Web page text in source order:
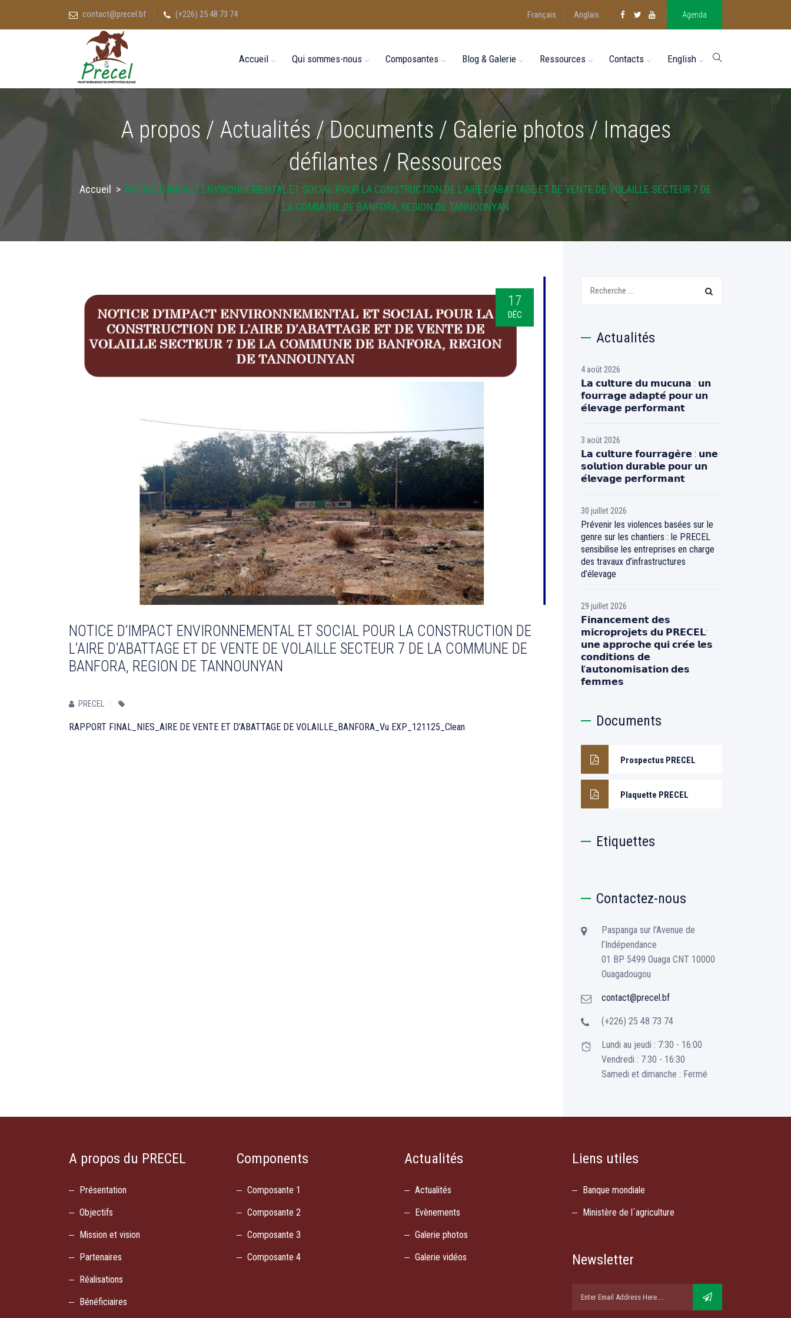
contact@precel.bf (+226) 25 48 73 74 Français Anglais Agenda
Accueil Qui sommes-nous Composantes Blog & Galerie Ressources Contacts English
A propos / Actualités / Documents / Galerie photos / Images
défilantes / Ressources
Accueil > NOTICE D’IMPACT ENVIRONNEMENTAL ET SOCIAL POUR LA CONSTRUCTION DE L’AIRE D’ABATTAGE ET DE VENTE DE VOLAILLE SECTEUR 7 DE
LA COMMUNE DE BANFORA, REGION DE TANNOUNYAN
NOTICE D’IMPACT ENVIRONNEMENTAL ET SOCIAL POUR LA CONSTRUCTION DE
L’AIRE D’ABATTAGE ET DE VENTE DE VOLAILLE SECTEUR 7 DE LA COMMUNE DE
BANFORA, REGION DE TANNOUNYAN
17
DÉC
PRECEL
RAPPORT FINAL_NIES_AIRE DE VENTE ET D’ABATTAGE DE VOLAILLE_BANFORA_Vu EXP_121125_Clean
Actualités
4 août 2026
𝗟𝗮 𝗰𝘂𝗹𝘁𝘂𝗿𝗲 𝗱𝘂 𝗺𝘂𝗰𝘂𝗻𝗮 : 𝘂𝗻
𝗳𝗼𝘂𝗿𝗿𝗮𝗴𝗲 𝗮𝗱𝗮𝗽𝘁𝗲́ 𝗽𝗼𝘂𝗿 𝘂𝗻
𝗲́𝗹𝗲𝘃𝗮𝗴𝗲 𝗽𝗲𝗿𝗳𝗼𝗿𝗺𝗮𝗻𝘁
3 août 2026
𝗟𝗮 𝗰𝘂𝗹𝘁𝘂𝗿𝗲 𝗳𝗼𝘂𝗿𝗿𝗮𝗴𝗲̀𝗿𝗲 : 𝘂𝗻𝗲
𝘀𝗼𝗹𝘂𝘁𝗶𝗼𝗻 𝗱𝘂𝗿𝗮𝗯𝗹𝗲 𝗽𝗼𝘂𝗿 𝘂𝗻
𝗲́𝗹𝗲𝘃𝗮𝗴𝗲 𝗽𝗲𝗿𝗳𝗼𝗿𝗺𝗮𝗻𝘁
30 juillet 2026
Prévenir les violences basées sur le
genre sur les chantiers : le PRECEL
sensibilise les entreprises en charge
des travaux d’infrastructures
d’élevage
29 juillet 2026
𝗙𝗶𝗻𝗮𝗻𝗰𝗲𝗺𝗲𝗻𝘁 𝗱𝗲𝘀
𝗺𝗶𝗰𝗿𝗼𝗽𝗿𝗼𝗷𝗲𝘁𝘀 𝗱𝘂 𝗣𝗥𝗘𝗖𝗘𝗟:
𝘂𝗻𝗲 𝗮𝗽𝗽𝗿𝗼𝗰𝗵𝗲 𝗾𝘂𝗶 𝗰𝗿𝗲́𝗲 𝗹𝗲𝘀
𝗰𝗼𝗻𝗱𝗶𝘁𝗶𝗼𝗻𝘀 𝗱𝗲
𝗹’𝗮𝘂𝘁𝗼𝗻𝗼𝗺𝗶𝘀𝗮𝘁𝗶𝗼𝗻 𝗱𝗲𝘀
𝗳𝗲𝗺𝗺𝗲𝘀
Documents
Prospectus PRECEL
Plaquette PRECEL
Etiquettes
Contactez-nous
Paspanga sur l’Avenue de
l’Indépendance
01 BP 5499 Ouaga CNT 10000
Ouagadougou
contact@precel.bf
(+226) 25 48 73 74
Lundi au jeudi : 7:30 - 16:00
Vendredi : 7:30 - 16:30
Samedi et dimanche : Fermé
A propos du PRECEL
Présentation
Objectifs
Mission et vision
Partenaires
Réalisations
Bénéficiaires
Components
Composante 1
Composante 2
Composante 3
Composante 4
Actualités
Actualités
Evènements
Galerie photos
Galerie vidéos
Liens utiles
Banque mondiale
Ministère de l´agriculture
Newsletter